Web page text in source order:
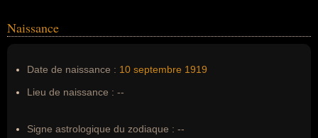
Nom de famille :Farnoux
Naissance
Date de naissance : 10 septembre 1919
Lieu de naissance : --
Signe astrologique du zodiaque : --